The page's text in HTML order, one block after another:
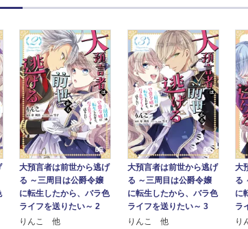
大預言者は前世から逃げ
る ～三周目は公爵令嬢
に転生したから、バラ色
ライフを送りたい～ 2
りんこ 他
大預言者は前世から逃げ
る ～三周目は公爵令嬢
に転生したから、バラ色
ライフを送りたい～ 3
りんこ 他
大
る
に
ラ
り